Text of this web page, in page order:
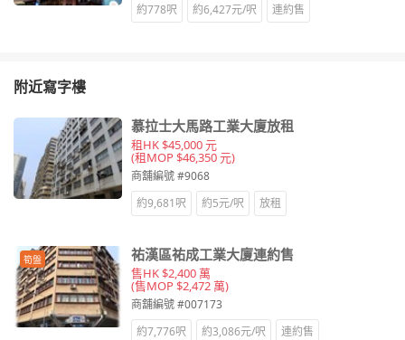
約778呎
約6,427元/呎 連約售
附近寫字樓
慕拉士大馬路工業大廈放租
租HK $45,000 元
(租MOP $46,350 元)
商舖編號 #9068
約9,681呎
約5元/呎 放租
筍盤 祐漢區祐成工業大廈連約售
售HK $2,400 萬
(售MOP $2,472 萬)
商舖編號 #007173
約7,776呎
約3,086元/呎 連約售